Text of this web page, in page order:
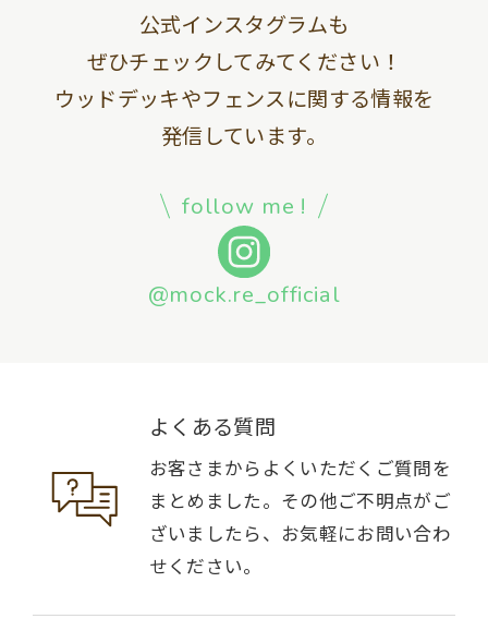
公式インスタグラムも
ぜひチェックしてみてください！
ウッドデッキやフェンスに関する情報を
発信しています。
follow me !
@mock.re_official
よくある質問
お客さまからよくいただくご質問を
まとめました。その他ご不明点がご
ざいましたら、お気軽にお問い合わ
せください。